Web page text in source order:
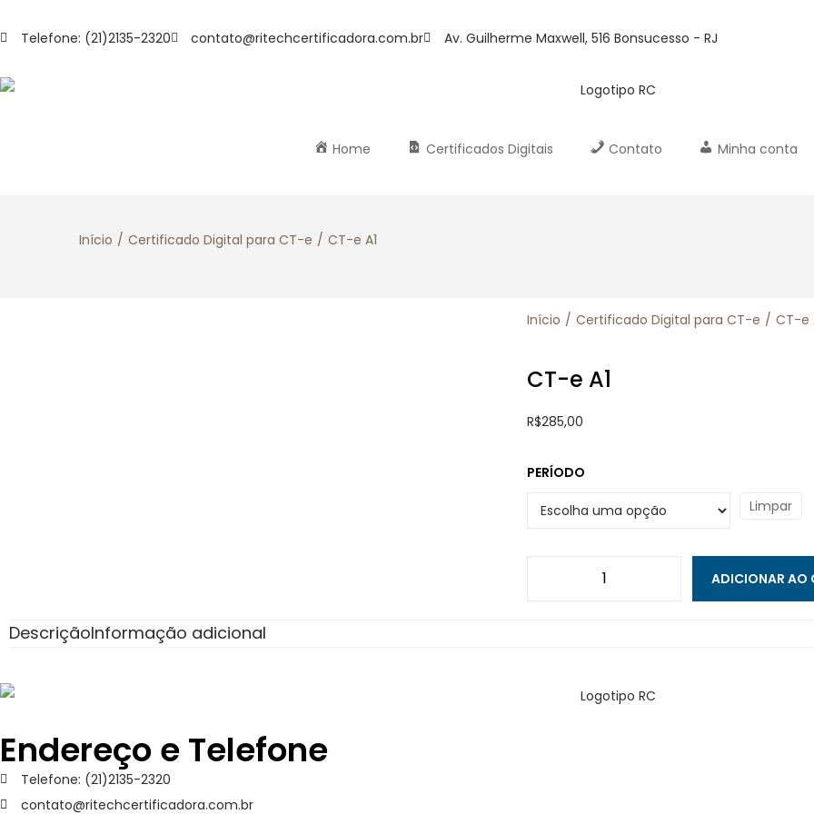
Telefone: (21)2135-2320 contato@ritechcertificadora.com.br Av. Guilherme Maxwell, 516 Bonsucesso - RJ
Home Certificados Digitais Contato Minha conta
Início / Certificado Digital para CT-e / CT-e A1
Início / Certificado Digital para CT-e / CT-e
CT-e A1
R$285,00
PERÍODO
Limpar
ADICIONAR AO
DescriçãoInformação adicional
Endereço e Telefone
Telefone: (21)2135-2320
contato@ritechcertificadora.com.br